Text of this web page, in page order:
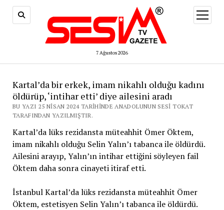
7 Ağustos 2026
aç
Kartal’da bir erkek, imam nikahlı olduğu kadını
öldürüp, ‘intihar etti’ diye ailesini aradı
BU YAZI 25 NISAN 2024 TARIHINDE ANADOLUNUN SESI TOKAT
TARAFINDAN YAZILMIŞTIR.
Kartal’da lüks rezidansta müteahhit Ömer Öktem,
imam nikahlı olduğu Selin Yalın’ı tabanca ile öldürdü.
Ailesini arayıp, Yalın’ın intihar ettiğini söyleyen fail
Öktem daha sonra cinayeti itiraf etti.
İstanbul Kartal’da lüks rezidansta müteahhit Ömer
Öktem, estetisyen Selin Yalın’ı tabanca ile öldürdü.